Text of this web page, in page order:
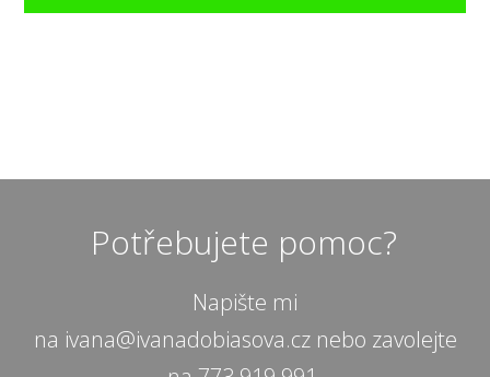
Potřebujete pomoc?
Napište mi
na ivana@ivanadobiasova.cz nebo zavolejte